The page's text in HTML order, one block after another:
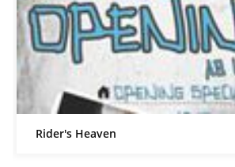
Rider's Heaven